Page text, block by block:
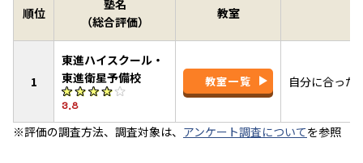
順位
塾名
（総合評価）
教室
1
東進ハイスクール・
東進衛星予備校
3.8
教室一覧 自分に合った
※評価の調査方法、調査対象は、 アンケート調査についてを参照